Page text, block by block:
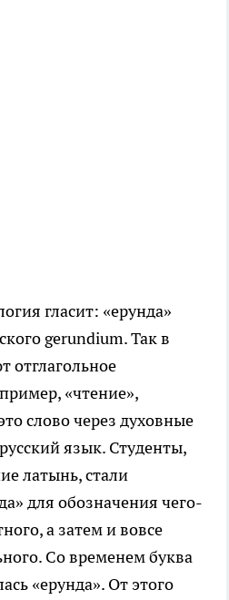
гласит: «ерунда»
gerundium. Так в
отглагольное
«чтение»,
слово через духовные
язык. Студенты,
латынь, стали
для обозначения чего-
а затем и вовсе
Со временем буква
«ерунда». От этого